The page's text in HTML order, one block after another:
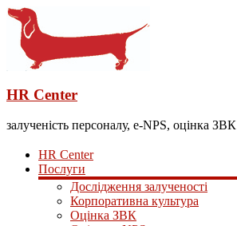
HR Center
залученість персоналу, e-NPS, оцінка ЗВК
HR Center
Послуги
Дослідження залученості
Корпоративна культура
Оцінка ЗВК